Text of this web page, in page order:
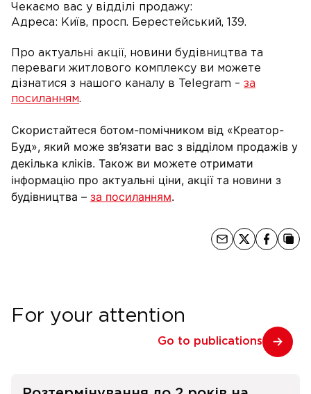
Чекаємо вас у відділі продажу:
Адреса: Київ, просп. Берестейський, 139.
Про актуальні акції, новини будівництва та
переваги житлового комплексу ви можете
дізнатися з нашого каналу в Telegram – за
посиланням.
Скористайтеся ботом-помічником від «Креатор-
Буд», який може зв’язати вас з відділом продажів у
декілька кліків. Також ви можете отримати
інформацію про актуальні ціни, акції та новини з
будівництва – за посиланням.
For your attention
Go to publications